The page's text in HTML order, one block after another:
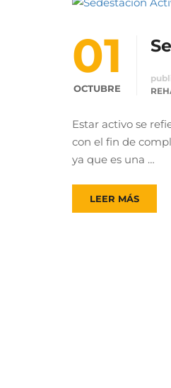
01
OCTUBRE
Estar activo se
con el fin de
ya que es una …
LEER MÁS